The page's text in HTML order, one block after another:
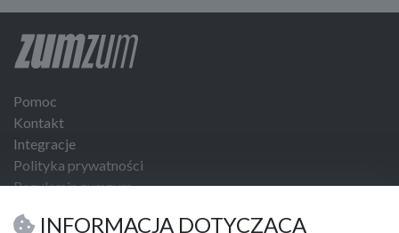
Pomoc
Kontakt
Integracje
Polityka prywatności
Regulamin zumzum
INFORMACJA DOTYCZĄCA